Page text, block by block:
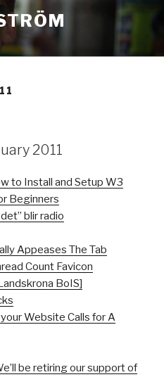
2011
to Install and Setup W3
Beginners
blir radio
Appeases The Tab
Count Favicon
BoIS]
Website Calls for A
be retiring our support of